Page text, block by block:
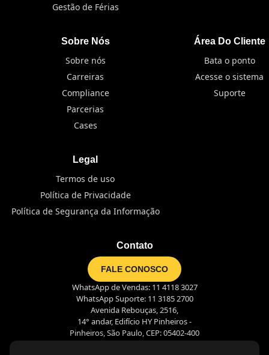
Gestão de Férias
Sobre Nós
Sobre nós
Carreiras
Compliance
Parcerias
Cases
Área Do Cliente
Bata o ponto
Acesse o sistema
Suporte
Legal
Termos de uso
Política de Privacidade
Política de Segurança da Informação
Contato
FALE CONOSCO
WhatsApp de Vendas: 11 4118 3027
WhatsApp Suporte: 11 3185 2700
Avenida Rebouças, 2516,
14° andar, Edifício HY Pinheiros -
Pinheiros, São Paulo, CEP: 05402-400